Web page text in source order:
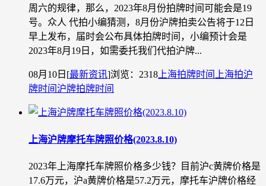
周六的规律，那么，2023年8月份拍牌时间可能会是19
号。众人 代拍小编猜测，8月份沪牌拍卖公告将于12日
早上发布，届时会公布具体拍牌时间，小编预计会是
2023年8月19日，如需委托我们代拍沪牌...
08月10日 [最新资讯]浏览：2318 上海拍牌时间
上海拍沪
牌时间沪牌拍牌时间
上海沪牌摩托车牌照价格(2023.8.10)
2023年上海摩托车牌照价格多少钱？目前沪c黄牌价格是
17.6万元，沪a黄牌价格是57.2万元，摩托车沪牌价格经